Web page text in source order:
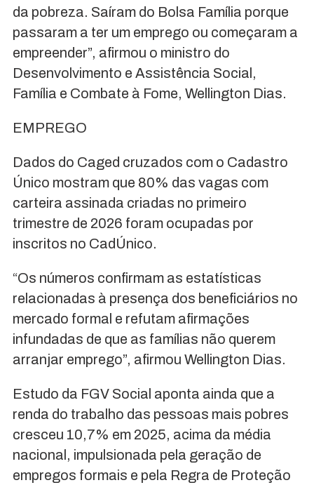
da pobreza. Saíram do Bolsa Família porque
passaram a ter um emprego ou começaram a
empreender”, afirmou o ministro do
Desenvolvimento e Assistência Social,
Família e Combate à Fome, Wellington Dias.
EMPREGO
Dados do Caged cruzados com o Cadastro
Único mostram que 80% das vagas com
carteira assinada criadas no primeiro
trimestre de 2026 foram ocupadas por
inscritos no CadÚnico.
“Os números confirmam as estatísticas
relacionadas à presença dos beneficiários no
mercado formal e refutam afirmações
infundadas de que as famílias não querem
arranjar emprego”, afirmou Wellington Dias.
Estudo da FGV Social aponta ainda que a
renda do trabalho das pessoas mais pobres
cresceu 10,7% em 2025, acima da média
nacional, impulsionada pela geração de
empregos formais e pela Regra de Proteção